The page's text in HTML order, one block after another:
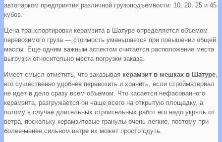
автопарком предприятия различной грузоподъемности: 10, 20, 25 и 45
кубов.
Цена транспортировки керамзита в Шатуре определяется объемом
перевозимого груза — стоимость уменьшается при повышении общей
массы. Еще одним важным аспектом считается расположение места
выгрузки относительно места погрузки заказа.
Имеет смысл отметить, что заказывая керамзит в мешках в Шатуре
его существенно удобнее перевозить и хранить, если стройматериал
не идет в дело сразу всем объемом. Что касается нефасованного
керамзита, разгружается он чаще всего на открытую площадку, а
потому в случае длительных строительных работ его надо укрыть от
ветра, поскольку керамзитовые гранулы очень легкие, поэтому при
более-менее сильном ветре их может просто сдуть.